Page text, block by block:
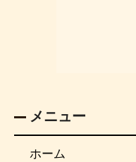
メニュー
ホーム